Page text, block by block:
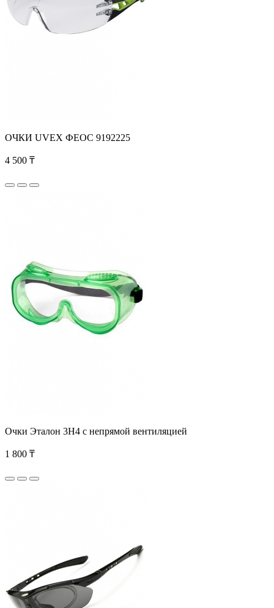
ОЧКИ UVEX ФЕОС 9192225
4 500 ₸
Очки Эталон 3Н4 с непрямой вентиляцией
1 800 ₸